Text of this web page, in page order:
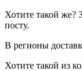
Хотите такой же?
посту.
В регионы
Хотите такой из